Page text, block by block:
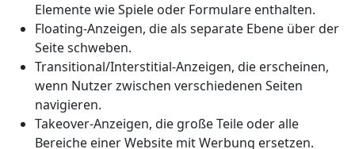
Elemente wie Spiele oder Formulare enthalten.
Floating-Anzeigen, die als separate Ebene über der
Seite schweben.
Transitional/Interstitial-Anzeigen, die erscheinen,
wenn Nutzer zwischen verschiedenen Seiten
navigieren.
Takeover-Anzeigen, die große Teile oder alle
Bereiche einer Website mit Werbung ersetzen.